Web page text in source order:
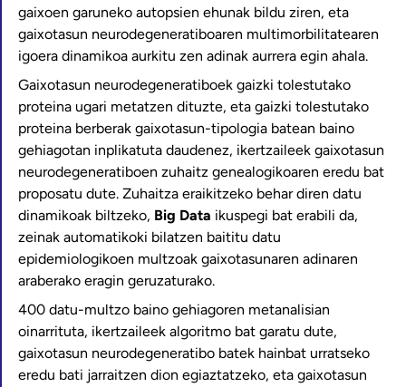
gaixoen garuneko autopsien ehunak bildu ziren, eta
gaixotasun neurodegeneratiboaren multimorbilitatearen
igoera dinamikoa aurkitu zen adinak aurrera egin ahala.
Gaixotasun neurodegeneratiboek gaizki tolestutako
proteina ugari metatzen dituzte, eta gaizki tolestutako
proteina berberak gaixotasun-tipologia batean baino
gehiagotan inplikatuta daudenez, ikertzaileek gaixotasun
neurodegeneratiboen zuhaitz genealogikoaren eredu bat
proposatu dute. Zuhaitza eraikitzeko behar diren datu
dinamikoak biltzeko, Big Data ikuspegi bat erabili da,
zeinak automatikoki bilatzen baititu datu
epidemiologikoen multzoak gaixotasunaren adinaren
araberako eragin geruzaturako.
400 datu-multzo baino gehiagoren metanalisian
oinarrituta, ikertzaileek algoritmo bat garatu dute,
gaixotasun neurodegeneratibo batek hainbat urratseko
eredu bati jarraitzen dion egiaztatzeko, eta gaixotasun